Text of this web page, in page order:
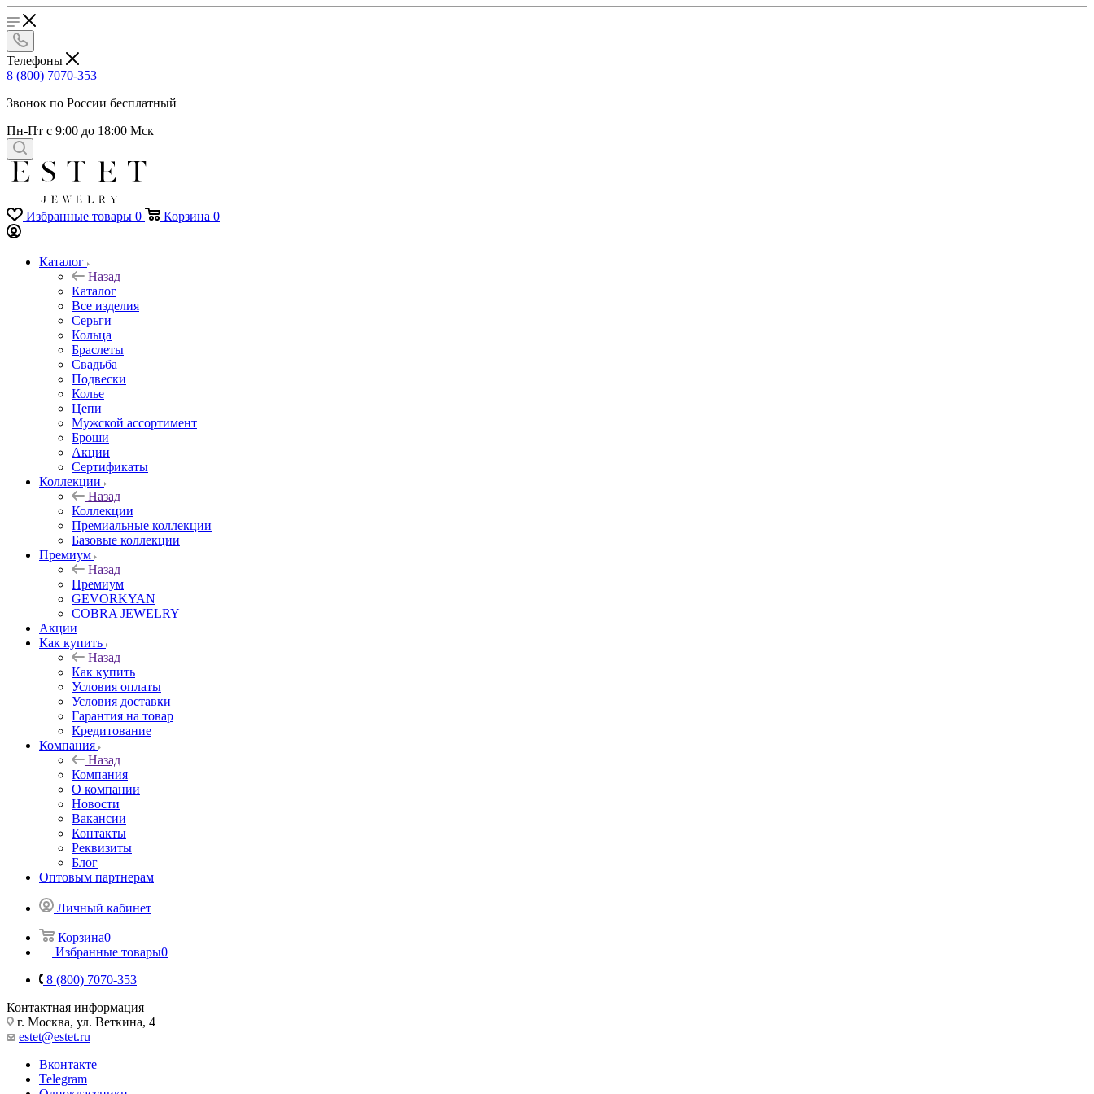
Телефоны
8 (800) 7070-353
Звонок по России бесплатный
Пн-Пт с 9:00 до 18:00 Мск
Избранные товары 0 Корзина 0
Каталог
Назад
Каталог
Все изделия
Серьги
Кольца
Браслеты
Свадьба
Подвески
Колье
Цепи
Мужской ассортимент
Броши
Акции
Сертификаты
Коллекции
Назад
Коллекции
Премиальные коллекции
Базовые коллекции
Премиум
Назад
Премиум
GEVORKYAN
COBRA JEWELRY
Акции
Как купить
Назад
Как купить
Условия оплаты
Условия доставки
Гарантия на товар
Кредитование
Компания
Назад
Компания
О компании
Новости
Вакансии
Контакты
Реквизиты
Блог
Оптовым партнерам
Личный кабинет
Корзина0
Избранные товары0
8 (800) 7070-353
Контактная информация
г. Москва, ул. Веткина, 4
estet@estet.ru
Вконтакте
Telegram